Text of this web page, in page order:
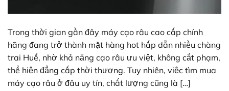
Trong thời gian gần đây máy cạo râu cao cấp chính
hãng đang trở thành mặt hàng hot hấp dẫn nhiều chàng
trai Huế, nhờ khả năng cạo râu ưu việt, không cắt phạm,
thể hiện đẳng cấp thời thượng. Tuy nhiên, việc tìm mua
máy cạo râu ở đâu uy tín, chất lượng cũng là […]